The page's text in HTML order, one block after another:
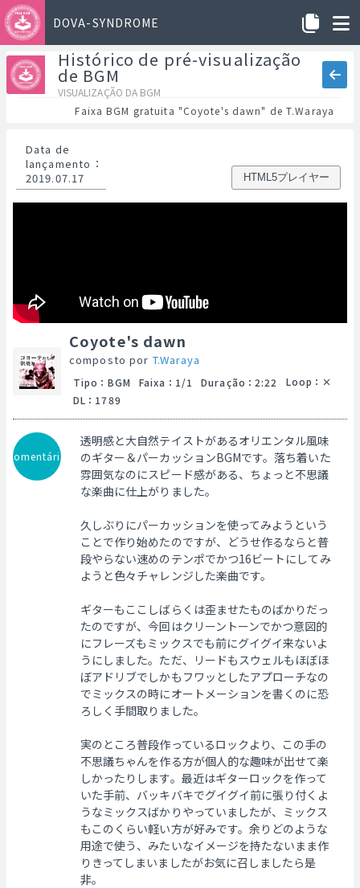
DOVA-SYNDROME
Histórico de pré-visualização
de BGM
VISUALIZAÇÃO DA BGM
Faixa BGM gratuita "Coyote's dawn" de T.Waraya
Data de
lançamento ：
2019.07.17
HTML5プレイヤー
Coyote's dawn
composto por T.Waraya
Tipo ： BGM Faixa ： 1/1 Duração ： 2:22 Loop ：
DL ： 1789
Comentário
透明感と大自然テイストがあるオリエンタル風味
のギター＆パーカッションBGMです。落ち着いた
雰囲気なのにスピード感がある、ちょっと不思議
な楽曲に仕上がりました。
久しぶりにパーカッションを使ってみようという
ことで作り始めたのですが、どうせ作るならと普
段やらない速めのテンポでかつ16ビートにしてみ
ようと色々チャレンジした楽曲です。
ギターもここしばらくは歪ませたものばかりだっ
たのですが、今回はクリーントーンでかつ意図的
にフレーズもミックスでも前にグイグイ来ないよ
うにしました。ただ、リードもスウェルもほぼほ
ぼアドリブでしかもフワッとしたアプローチなの
でミックスの時にオートメーションを書くのに恐
ろしく手間取りました。
実のところ普段作っているロックより、この手の
不思議ちゃんを作る方が個人的な趣味が出せて楽
しかったりします。最近はギターロックを作って
いた手前、バッキバキでグイグイ前に張り付くよ
うなミックスばかりやっていましたが、ミックス
もこのくらい軽い方が好みです。余りどのような
用途で使う、みたいなイメージを持たないまま作
りきってしまいましたがお気に召しましたら是
非。